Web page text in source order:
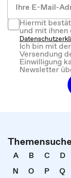
Hiermit
und mit ihnen
Ich bin mit
Versendung
Einwilligung
Newsletter
Themensuche
A B C D
N
O P Q